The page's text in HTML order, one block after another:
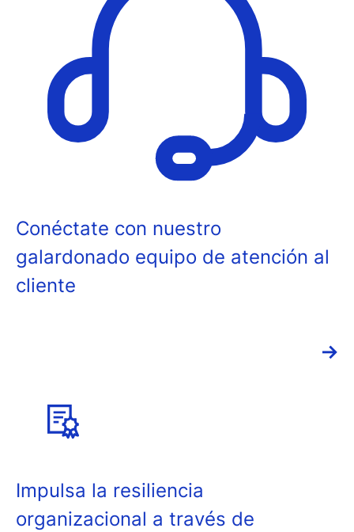
Conéctate con nuestro
galardonado equipo de atención al
cliente
→
Impulsa la resiliencia
organizacional a través de